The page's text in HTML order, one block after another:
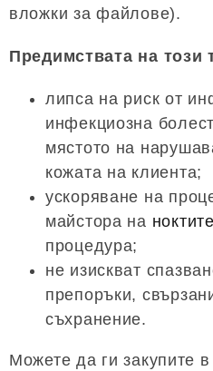
вложки за файлове).
Предимствата на този
липса на риск от
инфекциозна
мястото на
кожата на клиента;
ускоряване на
майстора на ноктите
процедура;
не изискват
препоръки,
съхранение.
Можете да ги закупите